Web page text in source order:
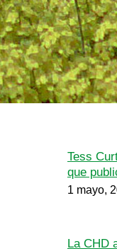
Tess
que
1 mayo,
La CHD